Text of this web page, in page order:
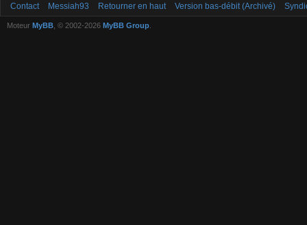
Contact Messiah93 Retourner en haut Version bas-débit (Archivé)
Moteur MyBB , © 2002-2026 MyBB Group